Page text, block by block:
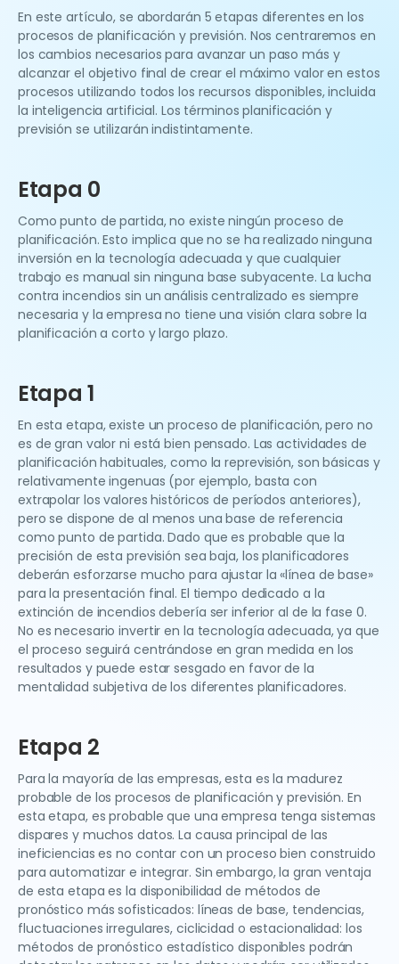
En este artículo, se abordarán 5 etapas diferentes en los
procesos de planificación y previsión. Nos centraremos en
los cambios necesarios para avanzar un paso más y
alcanzar el objetivo final de crear el máximo valor en estos
procesos utilizando todos los recursos disponibles, incluida
la inteligencia artificial. Los términos planificación y
previsión se utilizarán indistintamente.
Etapa 0
Como punto de partida, no existe ningún proceso de
planificación. Esto implica que no se ha realizado ninguna
inversión en la tecnología adecuada y que cualquier
trabajo es manual sin ninguna base subyacente. La lucha
contra incendios sin un análisis centralizado es siempre
necesaria y la empresa no tiene una visión clara sobre la
planificación a corto y largo plazo.
Etapa 1
En esta etapa, existe un proceso de planificación, pero no
es de gran valor ni está bien pensado. Las actividades de
planificación habituales, como la reprevisión, son básicas y
relativamente ingenuas (por ejemplo, basta con
extrapolar los valores históricos de períodos anteriores),
pero se dispone de al menos una base de referencia
como punto de partida. Dado que es probable que la
precisión de esta previsión sea baja, los planificadores
deberán esforzarse mucho para ajustar la «línea de base»
para la presentación final. El tiempo dedicado a la
extinción de incendios debería ser inferior al de la fase 0.
No es necesario invertir en la tecnología adecuada, ya que
el proceso seguirá centrándose en gran medida en los
resultados y puede estar sesgado en favor de la
mentalidad subjetiva de los diferentes planificadores.
Etapa 2
Para la mayoría de las empresas, esta es la madurez
probable de los procesos de planificación y previsión. En
esta etapa, es probable que una empresa tenga sistemas
dispares y muchos datos. La causa principal de las
ineficiencias es no contar con un proceso bien construido
para automatizar e integrar. Sin embargo, la gran ventaja
de esta etapa es la disponibilidad de métodos de
pronóstico más sofisticados: líneas de base, tendencias,
fluctuaciones irregulares, ciclicidad o estacionalidad: los
métodos de pronóstico estadístico disponibles podrán